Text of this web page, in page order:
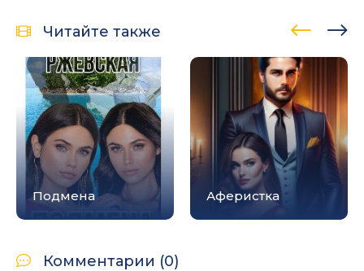
Читайте также
Подмена Аферистка
Комментарии (0)